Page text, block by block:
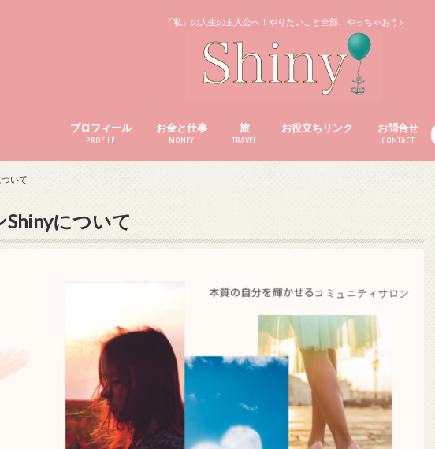
「私」の人生の主人公へ！やりたいこと全部、やっちゃおう♪
プロフィール
PROFILE
お金と仕事
MONEY
旅
TRAVEL
お役立ちリンク お問合せ
CONTACT
いて
について